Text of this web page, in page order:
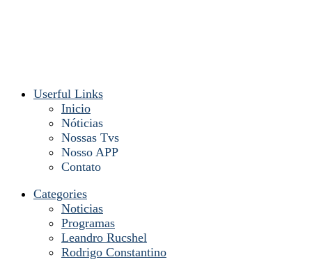
Userful Links
Inicio
Nóticias
Nossas Tvs
Nosso APP
Contato
Categories
Noticias
Programas
Leandro Rucshel
Rodrigo Constantino